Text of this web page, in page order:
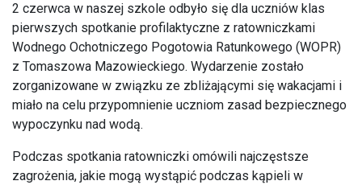
2 czerwca w naszej szkole odbyło się dla uczniów klas
pierwszych spotkanie profilaktyczne z ratowniczkami
Wodnego Ochotniczego Pogotowia Ratunkowego (WOPR)
z Tomaszowa Mazowieckiego. Wydarzenie zostało
zorganizowane w związku ze zbliżającymi się wakacjami i
miało na celu przypomnienie uczniom zasad bezpiecznego
wypoczynku nad wodą.
Podczas spotkania ratowniczki omówili najczęstsze
zagrożenia, jakie mogą wystąpić podczas kąpieli w